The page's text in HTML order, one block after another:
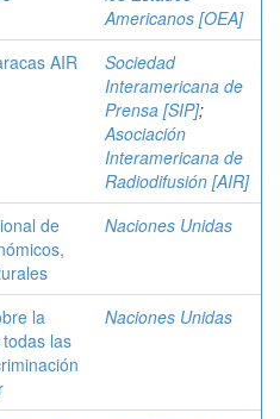
Americanos [OEA]
AIR
Sociedad
Interamericana de
Prensa [SIP];
Asociación
Interamericana de
Radiodifusión [AIR]
de
Naciones Unidas
la
las
Naciones Unidas